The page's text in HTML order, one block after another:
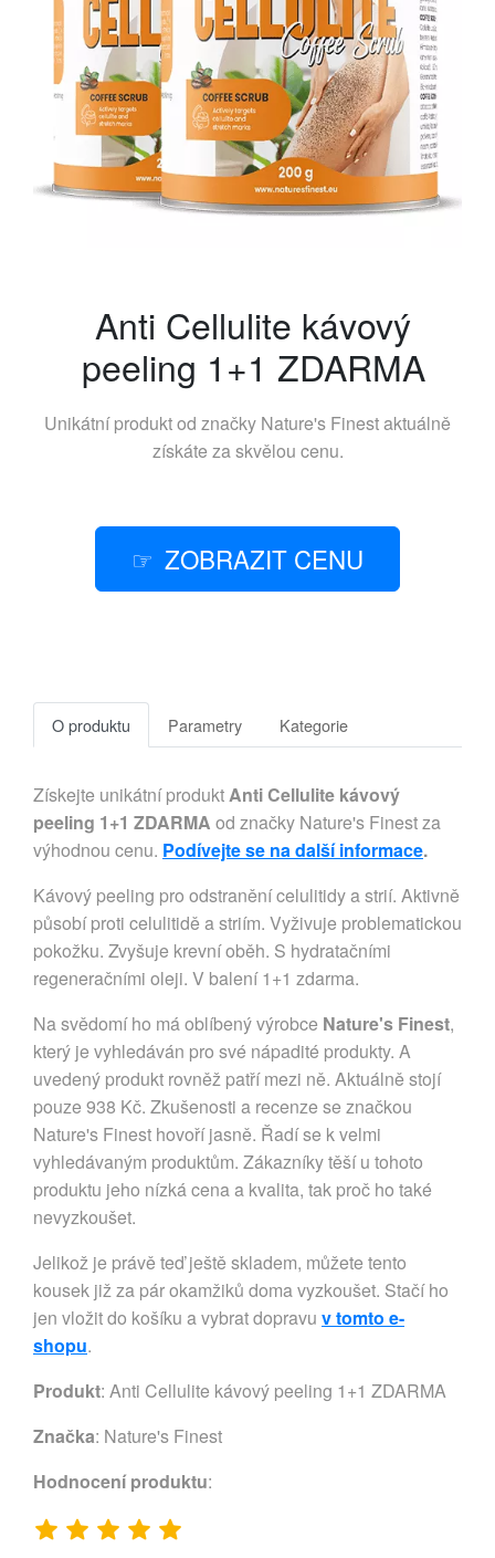
Anti Cellulite kávový
peeling 1+1 ZDARMA
Unikátní produkt od značky Nature's Finestaktuálně
získáte za skvělou cenu.
ZOBRAZIT CENU
O produktu Parametry Kategorie
Získejte unikátní produktAnti Cellulite kávový
peeling 1+1 ZDARMA od značky Nature's Finest za
výhodnou cenu. Podívejte se na další informace.
Kávový peeling pro odstranění celulitidy a strií. Aktivně
působí proti celulitidě a striím. Vyživuje problematickou
pokožku. Zvyšuje krevní oběh. S hydratačními
regeneračními oleji. V balení 1+1 zdarma.
Na svědomí ho má oblíbený výrobce Nature's Finest,
který je vyhledáván pro své nápadité produkty. A
uvedený produkt rovněž patří mezi ně. Aktuálně stojí
pouze 938 Kč. Zkušenosti a recenze se značkou
Nature's Finest hovoří jasně. Řadí se k velmi
vyhledávaným produktům. Zákazníky těší u tohoto
produktu jeho nízká cena a kvalita, tak proč ho také
nevyzkoušet.
Jelikož je právě teď ještě skladem, můžete tento
kousek již za pár okamžiků doma vyzkoušet. Stačí ho
jen vložit do košíku a vybrat dopravu v tomto e-
shopu.
Produkt: Anti Cellulite kávový peeling 1+1 ZDARMA
Značka: Nature's Finest
Hodnocení produktu: